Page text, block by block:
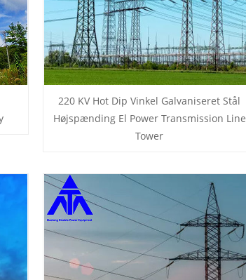
220 KV Hot Dip Vinkel Galvaniseret Stål
Højspænding El Power Transmission Line
Tower